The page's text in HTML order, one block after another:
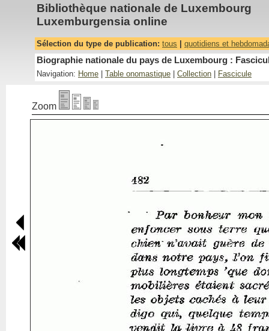
Bibliothèque nationale de Luxembourg
Luxemburgensia online
Sélection du type de publication: tous quotidiens et
Biographie nationale du pays de Luxembourg :
Navigation: Home Table onomastique Collection Fascicule
Zoom